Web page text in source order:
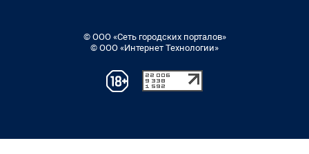
© ООО «Сеть городских порталов»
© ООО «Интернет Технологии»